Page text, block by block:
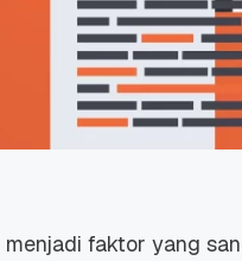
menjadi faktor yang